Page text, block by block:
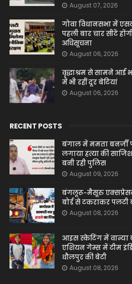
August 07, 2026
गोवा विधानसभा में
पहली बार चार सीटें
अधिसूचना
August 06, 2026
वृद्धाश्रम से सामने आई
में भी रहीं दूर बेटियां
August 06, 2026
RECENT POSTS
बंगाल में ममता बनर्जी
लगाया हत्या की
बनी रही पुलिस
August 09, 2026
बंगलूरू-मैसूरु एक्सप्रेसवे
बोर्ड से टकराकर
August 08, 2026
आइस स्केटिंग में वान्या
एशियन गेम्स में टीम
धौलपुर की बेटी
August 08, 2026